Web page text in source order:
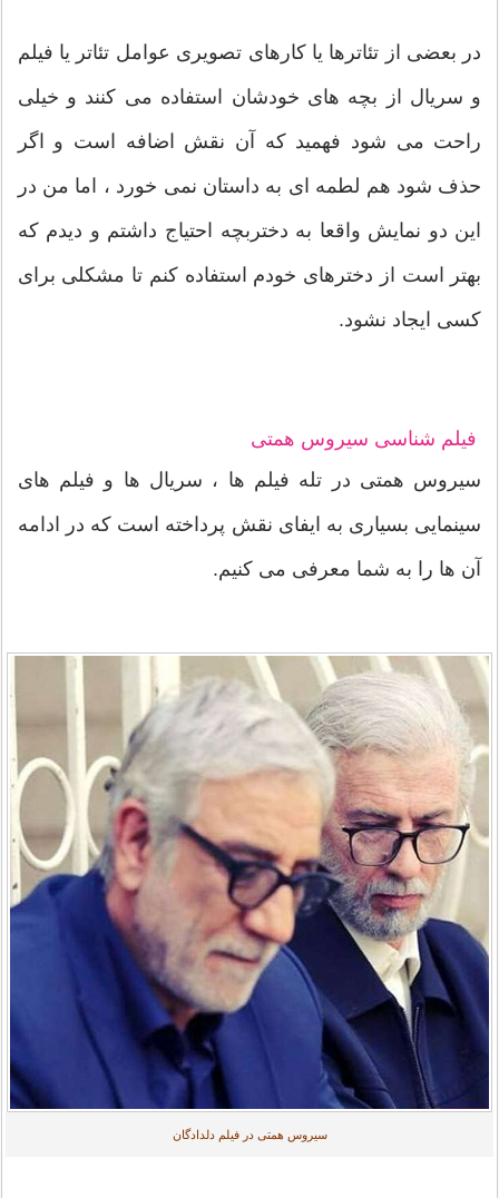
در بعضی از تئاترها یا کارهای تصویری عوامل تئاتر یا فیلم
و سریال از بچه‌ های خودشان استفاده می کنند و خیلی
راحت می شود فهمید که آن نقش اضافه است و اگر
حذف شود هم لطمه‌ ای به داستان نمی خورد ، اما من در
این دو نمایش واقعا به دختربچه احتیاج داشتم و دیدم که
بهتر است از دخترهای خودم استفاده کنم تا مشکلی برای
کسی ایجاد نشود.
فیلم شناسی سیروس همتی
سیروس همتی در تله فیلم ها ، سریال ها و فیلم های
سینمایی بسیاری به ایفای نقش پرداخته است که در ادامه
آن ها را به شما معرفی می کنیم.
سیروس همتی در فیلم دلدادگان